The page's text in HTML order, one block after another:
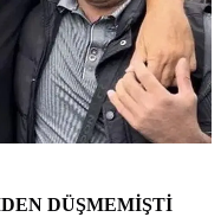
DÜŞMEMİŞTİ